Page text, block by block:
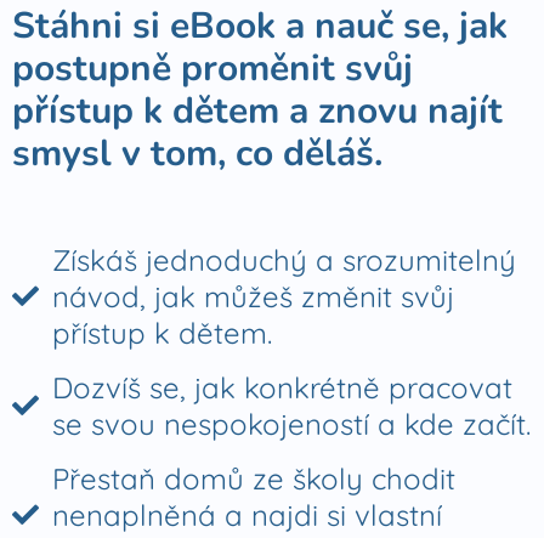
Stáhni si eBook a nauč se, jak
postupně proměnit svůj
přístup k dětem a znovu najít
smysl v tom, co děláš.
Získáš jednoduchý a srozumitelný
návod, jak můžeš změnit svůj
přístup k dětem.
Dozvíš se, jak konkrétně pracovat
se svou nespokojeností a kde začít.
Přestaň domů ze školy chodit
nenaplněná a najdi si vlastní